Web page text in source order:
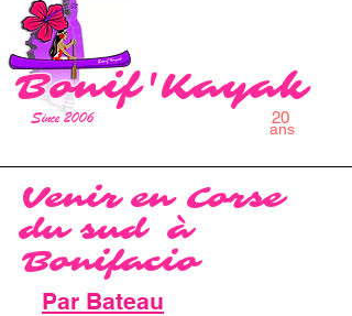
Bonif'Kayak
Since 2006 20
ans
Venir en Corse
du sud à
Bonifacio
Par Bateau